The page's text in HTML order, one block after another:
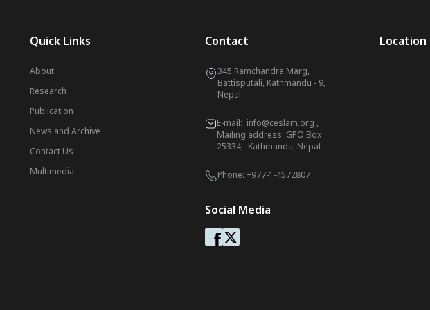
Quick Links
About
Research
Publication
News and Archive
Contact Us
Multimedia
Contact
345 Ramchandra Marg,
Battisputali, Kathmandu - 9,
Nepal
E-mail: info@ceslam.org ,
Mailing address: GPO Box
25334, Kathmandu, Nepal
Phone: +977-1-4572807
Social Media
Location